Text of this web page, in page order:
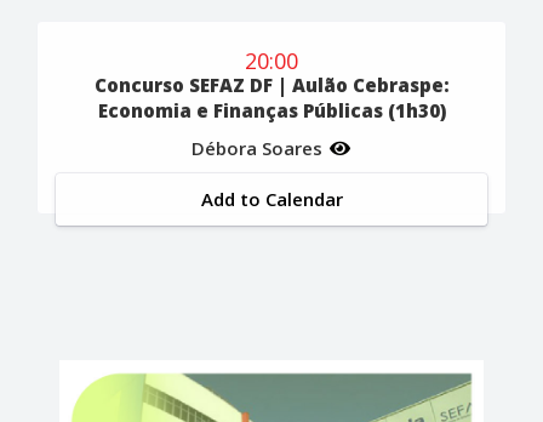
20:00
Concurso SEFAZ DF | Aulão Cebraspe:
Economia e Finanças Públicas (1h30)
Débora Soares
Add to Calendar